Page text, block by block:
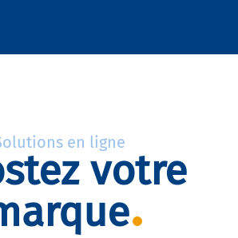
en ligne
votre